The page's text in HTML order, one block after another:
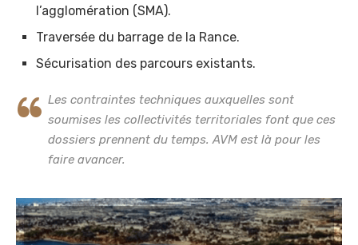
l’agglomération (SMA).
Traversée du barrage de la Rance.
Sécurisation des parcours existants.
Les contraintes techniques auxquelles sont
soumises les collectivités territoriales font que ces
dossiers prennent du temps. AVM est là pour les
faire avancer.